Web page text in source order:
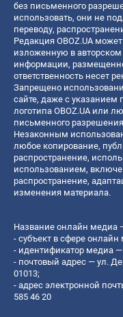
без письменного
использовать, они не
переводу,
Редакция OBOZ.UA
изложенную в авторском
информации,
ответственность несет
Запрещено
сайте, даже с указанием
логотипа OBOZ.UA или
письменного
Незаконным
любое копирование,
распространение,
использованием,
распространение,
изменения материала.
Название онлайн медиа
- субъект в сфере онлайн
- идентификатор медиа —
- почтовый адрес — ул.
01013;
- адрес электронной
585 46 20